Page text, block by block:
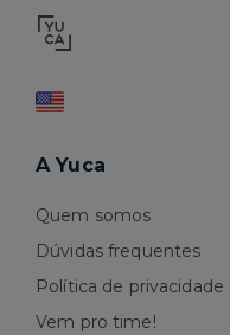
A Yuca
Quem somos
Dúvidas frequentes
Política de privacidade
Vem pro time!